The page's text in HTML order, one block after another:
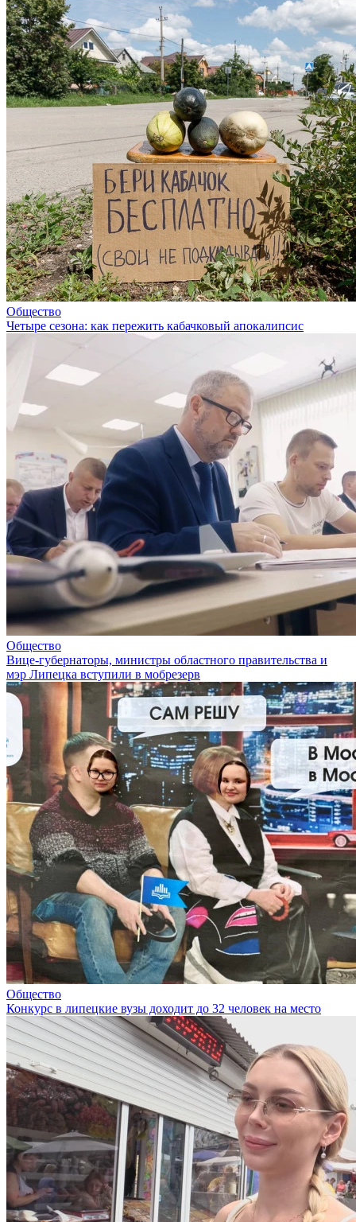
Общество
Четыре сезона: как пережить кабачковый апокалипсис
Общество
Вице-губернаторы, министры областного правительства и
мэр Липецка вступили в мобрезерв
Общество
Конкурс в липецкие вузы доходит до 32 человек на место